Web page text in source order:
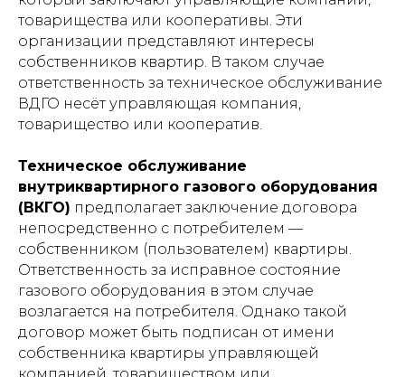
товарищества или кооперативы. Эти
организации представляют интересы
собственников квартир. В таком случае
ответственность за техническое обслуживание
ВДГО несёт управляющая компания,
товарищество или кооператив.
Техническое обслуживание
внутриквартирного газового оборудования
(ВКГО) предполагает заключение договора
непосредственно с потребителем —
собственником (пользователем) квартиры.
Ответственность за исправное состояние
газового оборудования в этом случае
возлагается на потребителя. Однако такой
договор может быть подписан от имени
собственника квартиры управляющей